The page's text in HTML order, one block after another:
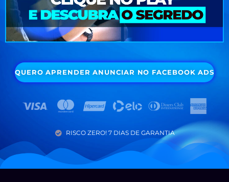
QUERO APRENDER ANUNCIAR NO FACEBOOK ADS
RISCO ZERO! 7 DIAS DE GARANTIA